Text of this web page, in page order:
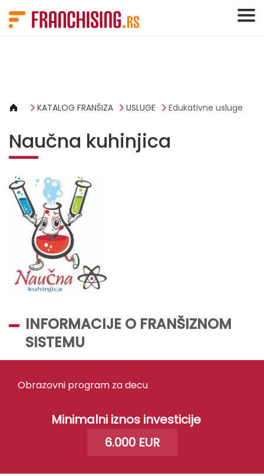
KATALOG FRANŠIZA USLUGE Edukativne usluge
Naučna kuhinjica
INFORMACIJE O FRANŠIZNOM
SISTEMU
Obrazovni program za decu
Minimalni iznos investicije
6.000 EUR